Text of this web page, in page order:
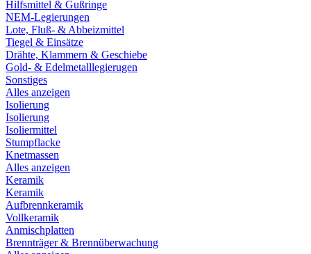
Hilfsmittel & Gußringe
NEM-Legierungen
Lote, Fluß- & Abbeizmittel
Tiegel & Einsätze
Drähte, Klammern & Geschiebe
Gold- & Edelmetalllegierugen
Sonstiges
Alles anzeigen
Isolierung
Isolierung
Isoliermittel
Stumpflacke
Knetmassen
Alles anzeigen
Keramik
Keramik
Aufbrennkeramik
Vollkeramik
Anmischplatten
Brennträger & Brennüberwachung